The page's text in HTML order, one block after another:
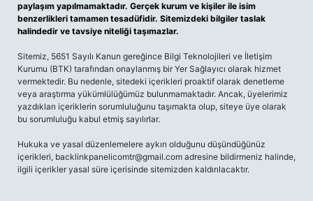
paylaşım yapılmamaktadır. Gerçek kurum ve kişiler ile isim
benzerlikleri tamamen tesadüfidir. Sitemizdeki bilgiler taslak
halindedir ve tavsiye niteliği taşımazlar.
Sitemiz, 5651 Sayılı Kanun gereğince Bilgi Teknolojileri ve İletişim
Kurumu (BTK) tarafından onaylanmış bir Yer Sağlayıcı olarak hizmet
vermektedir. Bu nedenle, sitedeki içerikleri proaktif olarak denetleme
veya araştırma yükümlülüğümüz bulunmamaktadır. Ancak, üyelerimiz
yazdıkları içeriklerin sorumluluğunu taşımakta olup, siteye üye olarak
bu sorumluluğu kabul etmiş sayılırlar.
Hukuka ve yasal düzenlemelere aykırı olduğunu düşündüğünüz
içerikleri, backlinkpanelicomtr@gmail.com adresine bildirmeniz halinde,
ilgili içerikler yasal süre içerisinde sitemizden kaldırılacaktır.